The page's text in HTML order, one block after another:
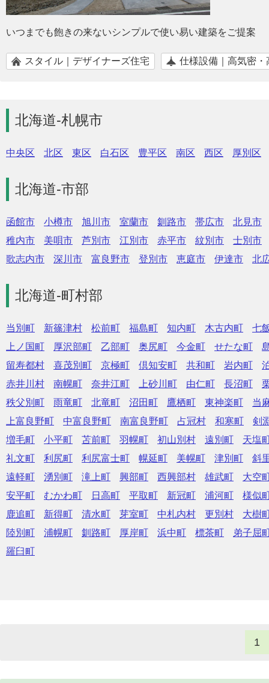
いつまでも飽きの来ないシンプルで使い易い建築をご提案
スタイル｜デザイナーズ住宅 仕様設備｜高気密・
北海道-札幌市
中央区 北区 東区 白石区 豊平区 南区 西区 厚別区
北海道-市部
函館市 小樽市 旭川市 室蘭市 釧路市 帯広市
北見市
稚内市
美唄市 芦別市 江別市 赤平市 紋別市
士別市
歌志内市
深川市 富良野市 登別市 恵庭市 伊達市 北
北海道-町村部
当別町 新篠津村 松前町 福島町 知内町 木古内町
七
上ノ国町
厚沢部町 乙部町 奥尻町 今金町 せたな町
留寿都村
喜茂別町 京極町 倶知安町 共和町 岩内町
赤井川村
南幌町 奈井江町 上砂川町 由仁町 長沼町
秩父別町
雨竜町 北竜町 沼田町 鷹栖町 東神楽町
当
上富良野町
中富良野町 南富良野町 占冠村 和寒町
剣
増毛町
小平町 苫前町 羽幌町 初山別村 遠別町
天塩
礼文町
利尻町 利尻富士町 幌延町 美幌町 津別町
斜
遠軽町
湧別町 滝上町 興部町 西興部村 雄武町
大空
安平町
むかわ町 日高町 平取町 新冠町 浦河町
様似
鹿追町
新得町 清水町 芽室町 中札内村 更別村
大樹
陸別町
浦幌町 釧路町 厚岸町 浜中町 標茶町
弟子屈
羅臼町
1